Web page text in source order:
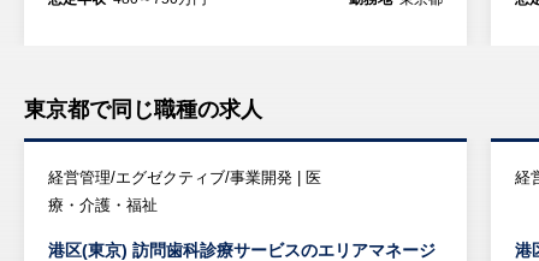
東京都で同じ職種の求人
経営管理/エグゼクティブ/事業開発 | 医
療・介護・福祉
港区(東京) 訪問歯科診療サービスのエリアマネージ
経
港